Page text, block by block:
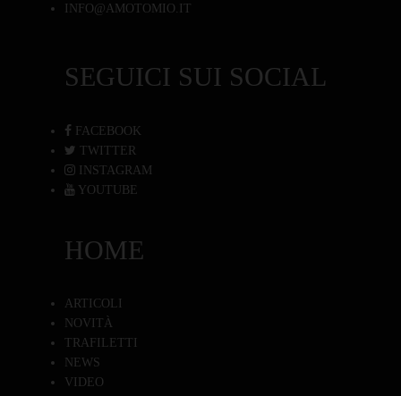
INFO@AMOTOMIO.IT
SEGUICI SUI SOCIAL
FACEBOOK
TWITTER
INSTAGRAM
YOUTUBE
HOME
ARTICOLI
NOVITÀ
TRAFILETTI
NEWS
VIDEO